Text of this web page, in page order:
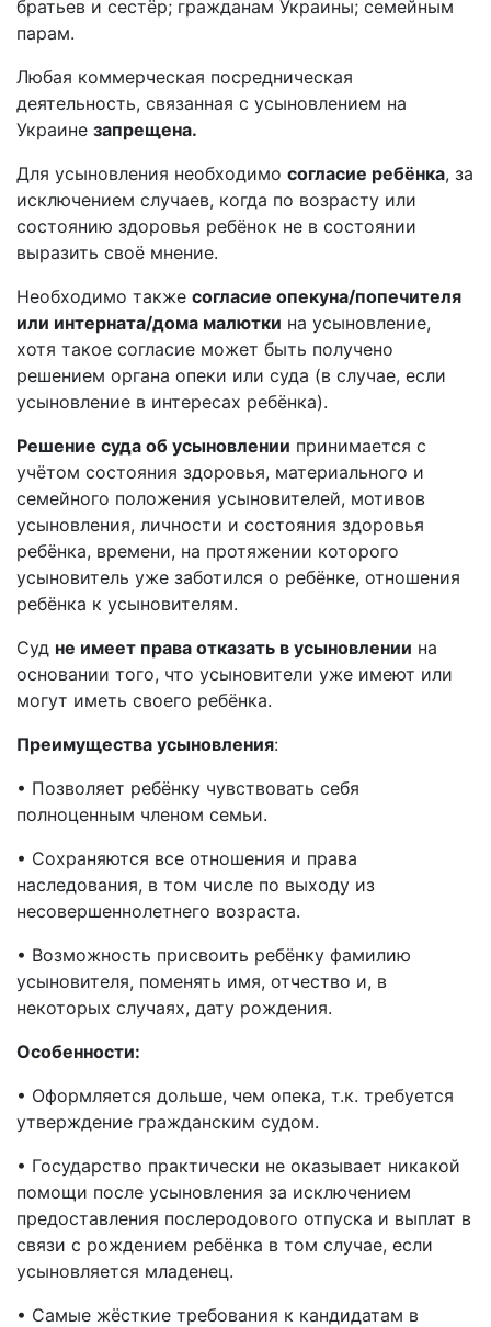
братьев и сестёр; гражданам Украины; семейным
парам.
Любая коммерческая посредническая
деятельность, связанная с усыновлением на
Украине запрещена.
Для усыновления необходимо согласие ребёнка, за
исключением случаев, когда по возрасту или
состоянию здоровья ребёнок не в состоянии
выразить своё мнение.
Необходимо также согласие опекуна/попечителя
или интерната/дома малютки на усыновление,
хотя такое согласие может быть получено
решением органа опеки или суда (в случае, если
усыновление в интересах ребёнка).
Решение суда об усыновлении принимается с
учётом состояния здоровья, материального и
семейного положения усыновителей, мотивов
усыновления, личности и состояния здоровья
ребёнка, времени, на протяжении которого
усыновитель уже заботился о ребёнке, отношения
ребёнка к усыновителям.
Суд не имеет права отказать в усыновлении на
основании того, что усыновители уже имеют или
могут иметь своего ребёнка.
Преимущества усыновления:
• Позволяет ребёнку чувствовать себя
полноценным членом семьи.
• Сохраняются все отношения и права
наследования, в том числе по выходу из
несовершеннолетнего возраста.
• Возможность присвоить ребёнку фамилию
усыновителя, поменять имя, отчество и, в
некоторых случаях, дату рождения.
Особенности:
• Оформляется дольше, чем опека, т.к. требуется
утверждение гражданским судом.
• Государство практически не оказывает никакой
помощи после усыновления за исключением
предоставления послеродового отпуска и выплат в
связи с рождением ребёнка в том случае, если
усыновляется младенец.
• Самые жёсткие требования к кандидатам в